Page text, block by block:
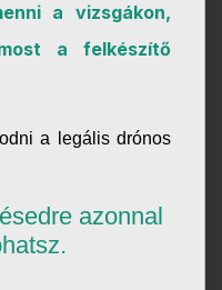
a vizsgákon,
a felkészítő
a legális drónos
azonnal